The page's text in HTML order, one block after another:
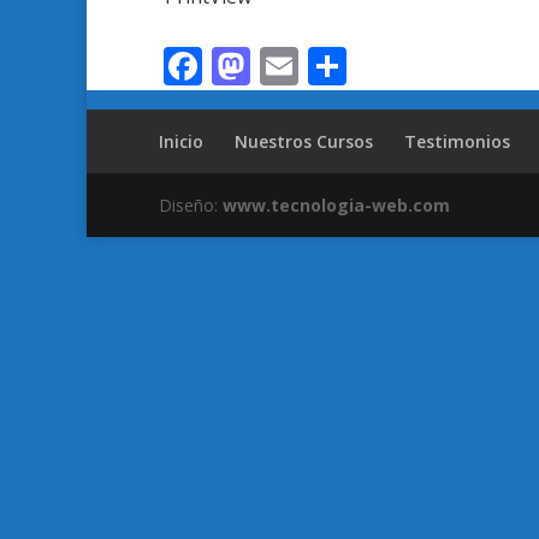
Facebook
Mastodon
Email
Inicio Nuestros Cursos Testimonios
Diseño: www.tecnologia-web.com